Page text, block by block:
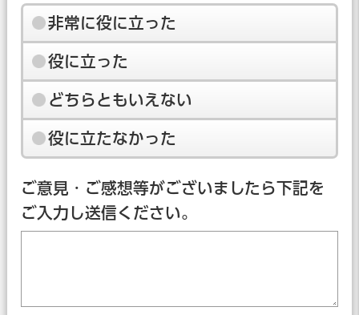
非常に役に立った
役に立った
どちらともいえない
役に立たなかった
ご意見・ご感想等がございましたら下記を
ご入力し送信ください。